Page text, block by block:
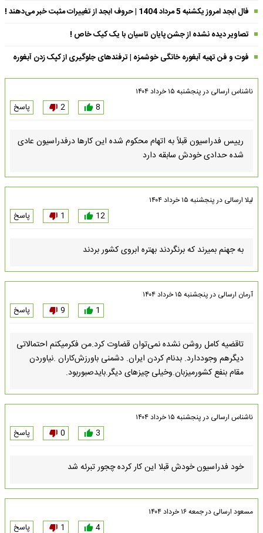
فال ابجد امروز یکشنبه 5 مرداد 1404 | حروف ابجد از تغییرات مثبت خبر می‌دهند !
تصاویر دیده نشده از جشن پایان تاسیان با یک کیک خاص !
فوت و فن تهیه آبغوره خانگی خوشمزه | ترفندهای جلوگیری از کپک زدن آبغوره
ناشناس ارسالی درپنجشنبه ۱۵ خرداد ۱۴۰۴
8
2 پاسخ
رییس فدراسیون قبلاً به اتهام محکوم شده این کارها درفدراسیون عادی
شده حدادی خودش سابقه دارد
لیلا ارسالی درپنجشنبه ۱۵ خرداد ۱۴۰۴
12
1 پاسخ
به جهنم بمیرند که برنگردند بهتره ابروی کشور بردند
آرمان ارسالی درپنجشنبه ۱۵ خرداد ۱۴۰۴
1
9 پاسخ
تاقضیه کامل روشن نشده نمی‌توان قضاوت کرد.من فکرمیکنم احتمالاتی
دیگرهم وجوددارد. بدنام کردن ایران. دشمنی باورزش‌کاران .نیاوردن
مقام بنفع کشورمیزبان.وخیلی چیزهای دیگر.بایدصبوربود.
ناشناس ارسالی درپنجشنبه ۱۵ خرداد ۱۴۰۴
3
0 پاسخ
خود فدراسیون خودش قبلا این کار کرده چجور تبرئه شد
مسعود ارسالی درجمعه ۱۶ خرداد ۱۴۰۴
4
1 پاسخ